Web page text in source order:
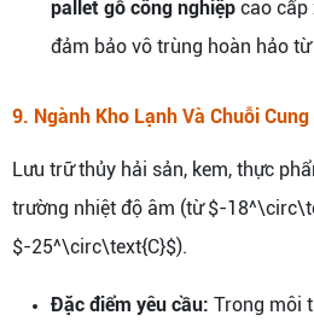
pallet gỗ công nghiệp cao cấp
đảm bảo vô trùng hoàn hảo từ
9. Ngành Kho Lạnh Và Chuỗi
Lưu trữ thủy hải sản, kem, thực
trường nhiệt độ âm (từ $-
$-25^\circ\text{C}$).
Đặc điểm yêu cầu: Trong môi